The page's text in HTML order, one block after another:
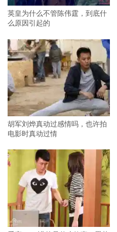
英皇为什么不管陈伟霆，到底什
么原因引起的
胡军刘烨真动过感情吗，也许拍
电影时真动过情